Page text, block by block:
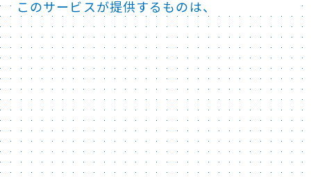
このサービスが提供するものは、